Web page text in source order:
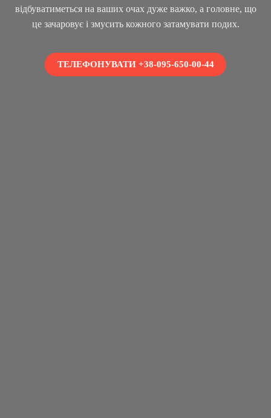
відбуватиметься на ваших очах дуже важко, а головне, що
це зачаровує і змусить кожного затамувати подих.
ТЕЛЕФОНУВАТИ +38-095-650-00-44